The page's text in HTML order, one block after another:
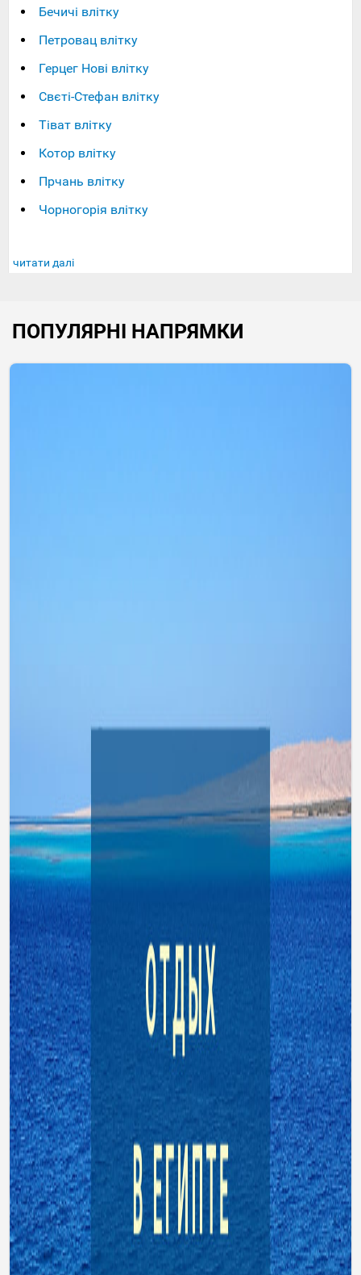
Бечичі влітку
Петровац влітку
Герцег Нові влітку
Свєті-Стефан влітку
Тіват влітку
Котор влітку
Прчань влітку
Чорногорія влітку
читати далі
ПОПУЛЯРНІ НАПРЯМКИ